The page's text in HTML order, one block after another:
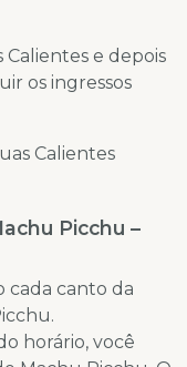
Calientes e depois
os ingressos
Calientes
Picchu –
cada canto da
horário, você